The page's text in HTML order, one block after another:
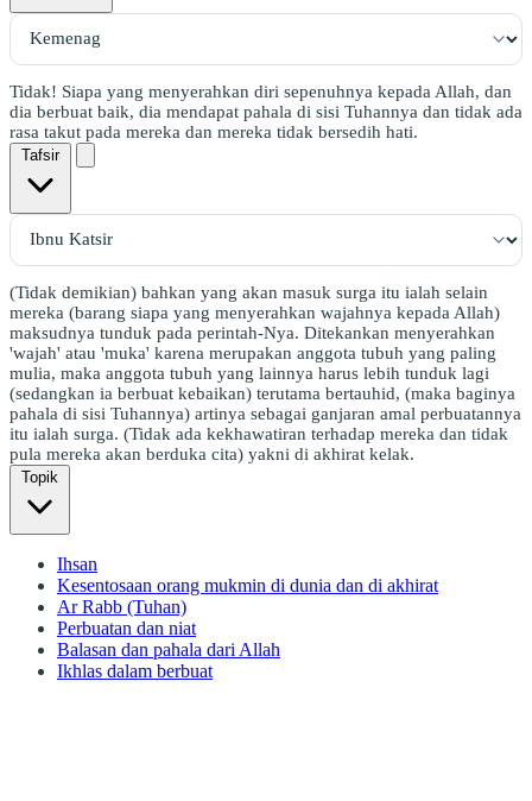
Tidak! Siapa yang menyerahkan diri sepenuhnya kepada Allah, dan
dia berbuat baik, dia mendapat pahala di sisi Tuhannya dan tidak ada
rasa takut pada mereka dan mereka tidak bersedih hati.
Tafsir
(Tidak demikian) bahkan yang akan masuk surga itu ialah selain
mereka (barang siapa yang menyerahkan wajahnya kepada Allah)
maksudnya tunduk pada perintah-Nya. Ditekankan menyerahkan
'wajah' atau 'muka' karena merupakan anggota tubuh yang paling
mulia, maka anggota tubuh yang lainnya harus lebih tunduk lagi
(sedangkan ia berbuat kebaikan) terutama bertauhid, (maka baginya
pahala di sisi Tuhannya) artinya sebagai ganjaran amal perbuatannya
itu ialah surga. (Tidak ada kekhawatiran terhadap mereka dan tidak
pula mereka akan berduka cita) yakni di akhirat kelak.
Topik
Ihsan
Kesentosaan orang mukmin di dunia dan di akhirat
Ar Rabb (Tuhan)
Perbuatan dan niat
Balasan dan pahala dari Allah
Ikhlas dalam berbuat